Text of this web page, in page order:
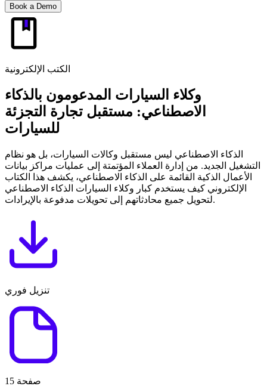
Book a Demo
الكتب الإلكترونية
وكلاء السيارات المدعومون بالذكاء
الاصطناعي: مستقبل تجارة التجزئة
للسيارات
الذكاء الاصطناعي ليس مستقبل وكالات السيارات، بل هو نظام
التشغيل الجديد. من إدارة العملاء المؤتمتة إلى عمليات مراكز بيانات
الأعمال الذكية القائمة على الذكاء الاصطناعي، يكشف هذا الكتاب
الإلكتروني كيف يستخدم كبار وكلاء السيارات الذكاء الاصطناعي
لتحويل جميع محادثاتهم إلى تحويلات مدفوعة بالإيرادات.
تنزيل فوري
15 صفحة